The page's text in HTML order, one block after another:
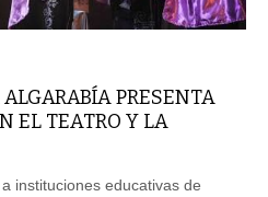
PRESENTA
EL TEATRO Y LA
instituciones educativas de